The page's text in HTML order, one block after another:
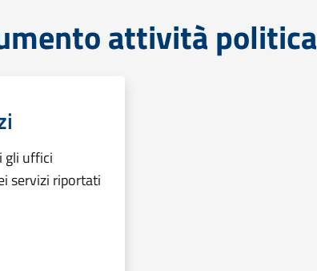
attività politica
gli uffici
servizi riportati